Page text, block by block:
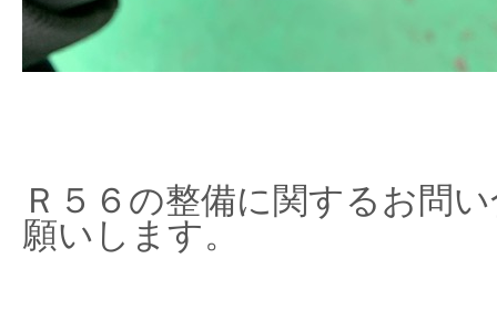
Ｒ５６の整備に関するお問
願いします。